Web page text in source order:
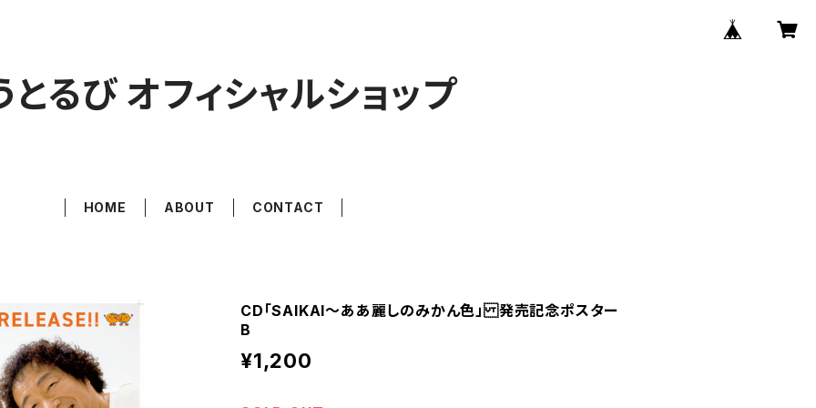
とるび オフィシャルショップ
HOME ABOUT CONTACT
CD「SAIKAI〜ああ麗しのみかん色」 発売記念ポスター
B
¥1,200